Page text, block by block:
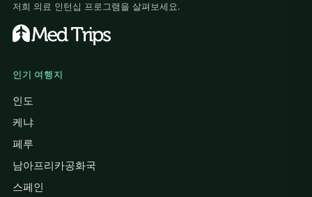
저희 의료 인턴십 프로그램을 살펴보세요.
인기 여행지
인도
케냐
페루
남아프리카공화국
스페인